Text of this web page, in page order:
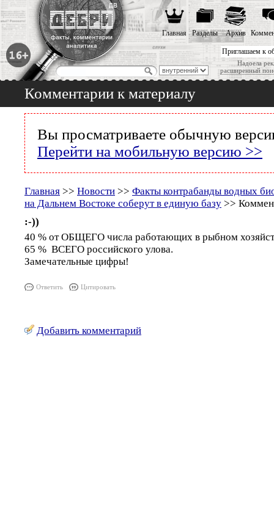
Приглашаем к
Надоела
расширенный
Главная Разделы Архив
Комментарии к материалу
Вы просматриваете обычную
Перейти на мобильную версию >>
Главная >> Новости >> Факты контрабанды водных
на Дальнем Востоке соберут в единую базу >>
:-))
40 % от ОБЩЕГО числа работающих в рыбном
65 % ВСЕГО российского улова.
Замечательные цифры!
Ответить Цитировать
Добавить комментарий